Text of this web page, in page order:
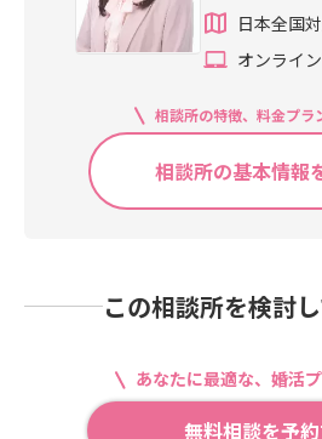
4分
日本全国
オンライ
相談所の特徴、料金プラ
相談所の基本情報
この相談所を検討
あなたに最適な、婚活
無料相談を予